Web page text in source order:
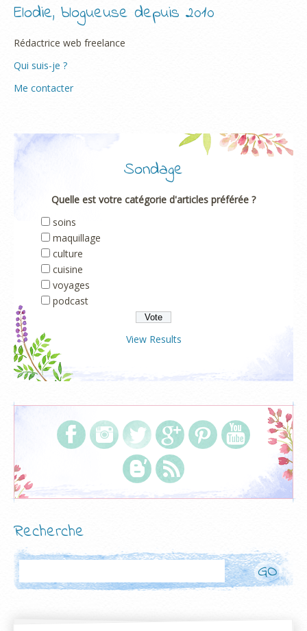
Elodie, blogueuse depuis 2010
Rédactrice web freelance
Qui suis-je ?
Me contacter
Sondage
Quelle est votre catégorie d'articles préférée ?
soins
maquillage
culture
cuisine
voyages
podcast
View Results
Recherche